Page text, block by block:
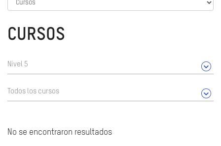
CURSOS
Nivel 5
Todos los cursos
No se encontraron resultados